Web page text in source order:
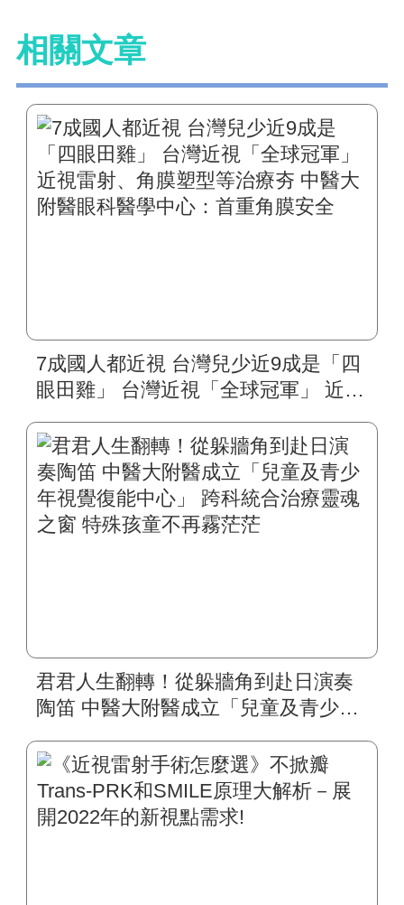
相關文章
7成國人都近視 台灣兒少近9成是「四
眼田雞」 台灣近視「全球冠軍」 近視
眼科醫學中心：首重角膜安全
君君人生翻轉！從躲牆角到赴日演奏
陶笛 中醫大附醫成立「兒童及青少年
窗 特殊孩童不再霧茫茫